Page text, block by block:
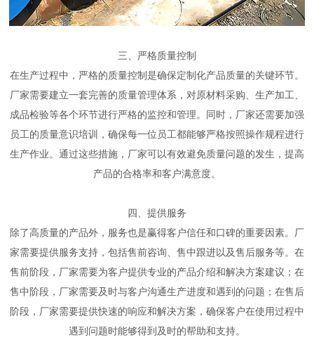
三、严格质量控制
在生产过程中，严格的质量控制是确保定制化产品质量的关键环节。
厂家需要建立一套完善的质量管理体系，对原材料采购、生产加工、
成品检验等各个环节进行严格的监控和管理。同时，厂家还需要加强
员工的质量意识培训，确保每一位员工都能够严格按照操作规程进行
生产作业。通过这些措施，厂家可以有效避免质量问题的发生，提高
产品的合格率和客户满意度。
四、提供服务
除了高质量的产品外，服务也是赢得客户信任和口碑的重要因素。厂
家需要提供服务支持，包括售前咨询、售中跟进以及售后服务等。在
售前阶段，厂家需要为客户提供专业的产品介绍和解决方案建议；在
售中阶段，厂家需要及时与客户沟通生产进度和遇到的问题；在售后
阶段，厂家需要提供快速的响应和解决方案，确保客户在使用过程中
遇到问题时能够得到及时的帮助和支持。